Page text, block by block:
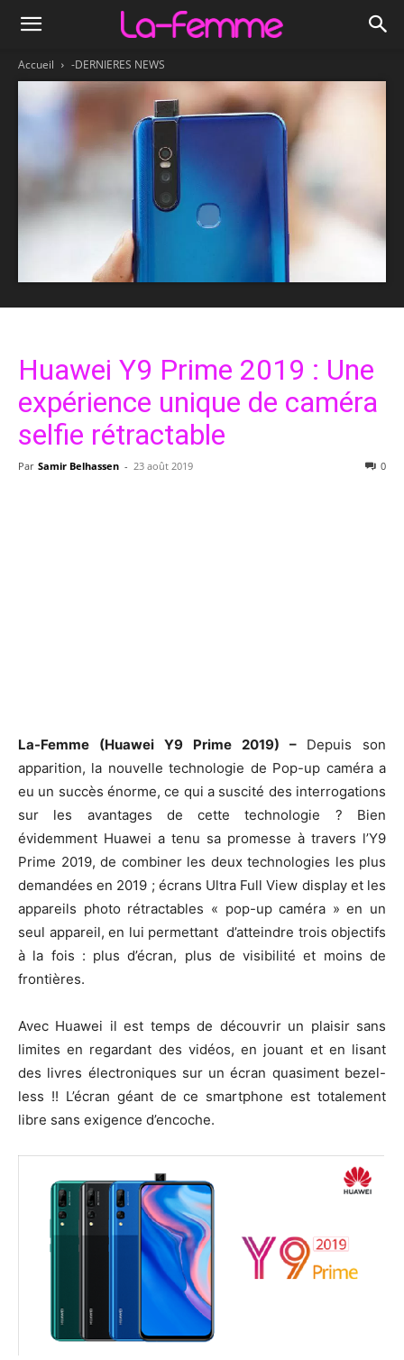
Accueil -DERNIERES NEWS
Huawei Y9 Prime 2019 : Une
expérience unique de caméra
selfie rétractable
Par Samir Belhassen - 23 août 2019 0
La-Femme (Huawei Y9 Prime 2019) – Depuis son
apparition, la nouvelle technologie de Pop-up caméra a
eu un succès énorme, ce qui a suscité des interrogations
sur les avantages de cette technologie ? Bien
évidemment Huawei a tenu sa promesse à travers l’Y9
Prime 2019, de combiner les deux technologies les plus
demandées en 2019 ; écrans Ultra Full View display et les
appareils photo rétractables « pop-up caméra » en un
seul appareil, en lui permettant d’atteindre trois objectifs
à la fois : plus d’écran, plus de visibilité et moins de
frontières.
Avec Huawei il est temps de découvrir un plaisir sans
limites en regardant des vidéos, en jouant et en lisant
des livres électroniques sur un écran quasiment bezel-
less !! L’écran géant de ce smartphone est totalement
libre sans exigence d’encoche.